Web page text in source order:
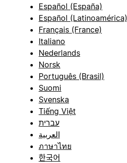
Español (España)
Español (Latinoamérica)
Français (France)
Italiano
Nederlands
Norsk
Português (Brasil)
Suomi
Svenska
Tiếng Việt
עברית
العربية
ภาษาไทย
한국어